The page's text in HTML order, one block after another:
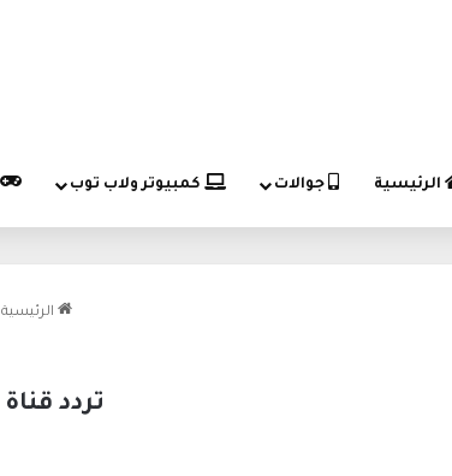
الرئيسية جوالات كمبيوتر ولاب توب
الرئيسية
تردد قناة FEAR TV لأفلام الرعب نايل سات 2026